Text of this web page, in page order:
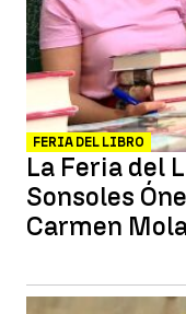
FERIA DEL LIBRO
La Feria del
Sonsoles
Carmen